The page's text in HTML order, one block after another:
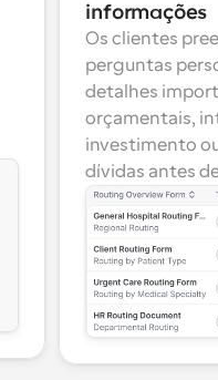
informações
Os clientes
perguntas
detalhes
orçamentais,
investimento
dívidas antes